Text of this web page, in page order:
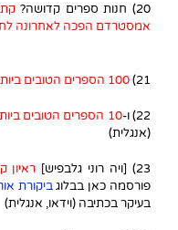
20) חנות ספרים קדושה?
אמסטרדם הפכה לאחרונה
21) 100 הספרים הטובים ביותר של כל הזמנים
22) ו- 10 הספרים הטובים ביותר בכל הזמנים
(אנגלית)
23) [ויה רוני גלבפיש] ראיון
פורסמה כאן בבלוגביקורת
בעיקר בכתיבה (וידאו, אנגלית)